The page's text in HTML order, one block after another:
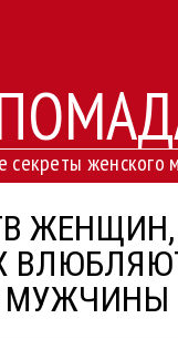
секреты женского
ЖЕНЩИН,
МУЖЧИНЫ